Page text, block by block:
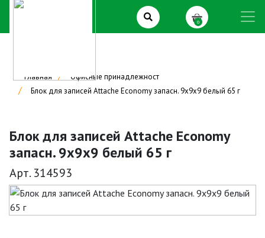
0
Главная
Офисные принадлежност
Блок для записей Attache Economy запасн. 9х9х9 белый 65 г
Блок для записей Attache Economy
запасн. 9х9х9 белый 65 г
Арт. 314593